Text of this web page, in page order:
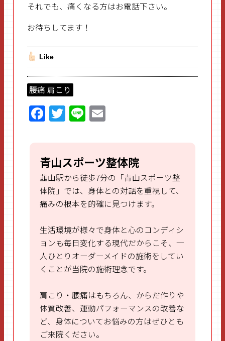
それでも、痛くなる方はお電話下さい。
お待ちしてます！
Like
腰痛 肩こり
F
ce
b
o
o
k
T
itt
er
Li
e
E
ai
l
青山スポーツ整体院
韮山駅から徒歩7分の「青山スポーツ整
体院」では、身体との対話を重視して、
痛みの根本を的確に見つけます。
生活環境が様々で身体と心のコンディシ
ョンも毎日変化する現代だからこそ、一
人ひとりオーダーメイドの施術をしてい
くことが当院の施術理念です。
肩こり・腰痛はもちろん、からだ作りや
体質改善、運動パフォーマンスの改善な
ど、身体についてお悩みの方はぜひとも
ご来院ください。